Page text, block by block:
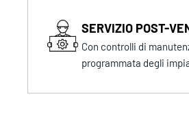
SERVIZIO POST-
Con controlli di
programmata degli